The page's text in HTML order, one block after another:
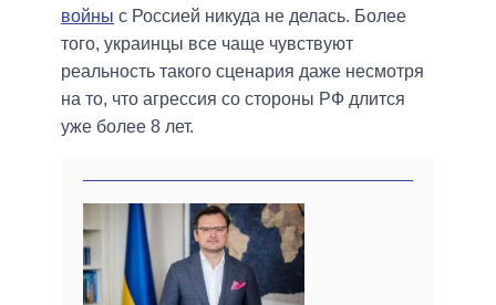
войны с Россией никуда не делась. Более
того, украинцы все чаще чувствуют
реальность такого сценария даже несмотря
на то, что агрессия со стороны РФ длится
уже более 8 лет.